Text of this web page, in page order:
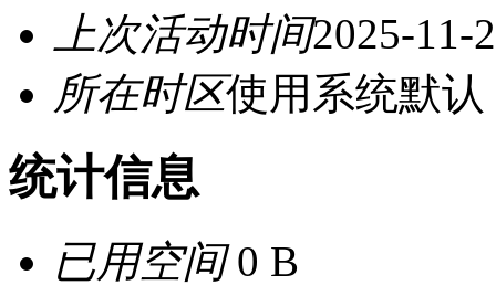
上次活动时间2025-11-
所在时区使用系统默认
统计信息
已用空间0 B